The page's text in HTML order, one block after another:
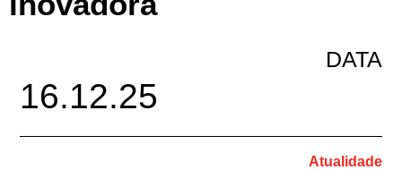
DATA
16.12.25
Atualidade